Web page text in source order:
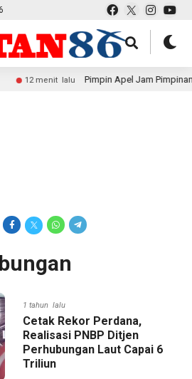
12 menit lalu Pimpin Apel Jam Pimpinan,
1 tahun lalu
Cetak Rekor Perdana,
Realisasi PNBP Ditjen
Perhubungan Laut Capai 6
Triliun